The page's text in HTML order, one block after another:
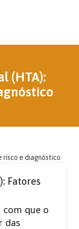
(HTA):
Fatores
que o
das